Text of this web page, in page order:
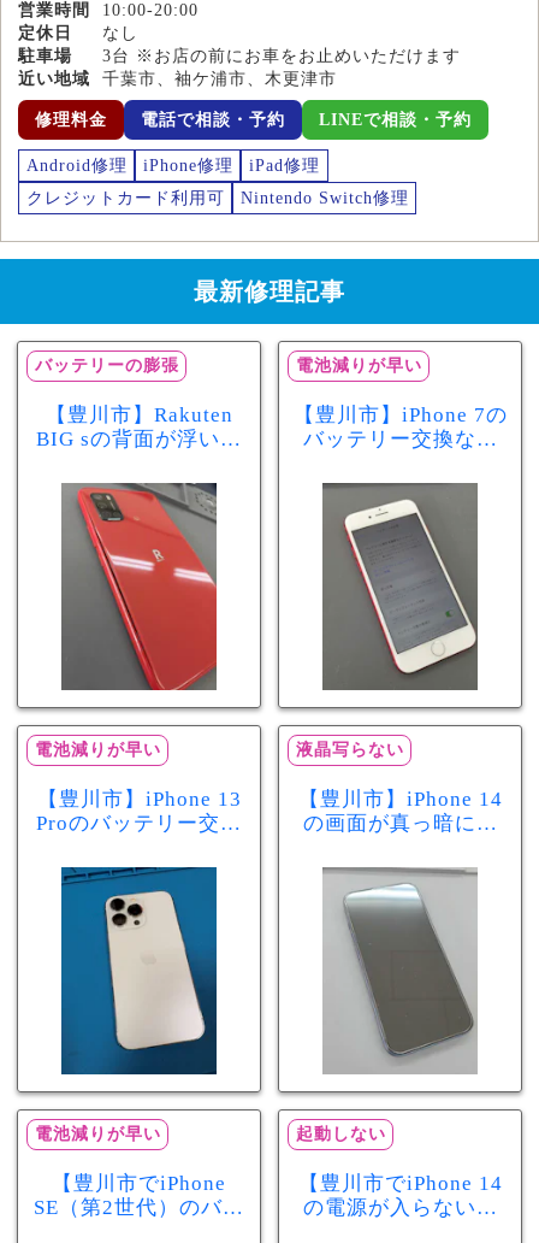
営業時間
10:00-20:00
定休日
なし
駐車場
3台 ※お店の前にお車をお止めいただけます
近い地域
千葉市、袖ケ浦市、木更津市
修理料金 電話で相談・予約 LINEで相談・予約
Android修理 iPhone修理
iPad修理
クレジットカード利用可
Nintendo Switch修理
最新修理記事
バッテリーの膨張
【豊川市】Rakuten
BIG sの背面が浮いて
リー膨張のサインか
もしれません！バッ
テリー交換修理事例
電池減りが早い
【豊川市】iPhone 7の
バッテリー交換なら
最大容量70％で電池
の減りが早い症状も
当日60分で改善
電池減りが早い
【豊川市】iPhone 13
Proのバッテリー交換
が早い症状も当日90
分で改善
液晶写らない
【豊川市】iPhone 14
の画面が真っ暗に…
修理！データそのま
まで復旧しました
電池減りが早い
【豊川市でiPhone
SE（第2世代）のバッ
起動しない
【豊川市でiPhone 14
の電源が入らない修